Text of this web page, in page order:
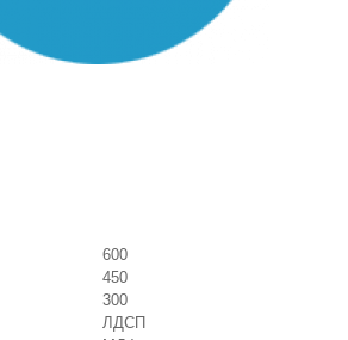
600
450
300
ЛДСП